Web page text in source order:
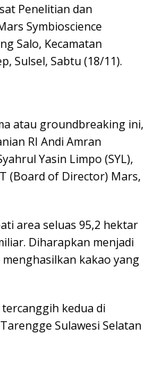
Penelitian dan
Symbioscience
Salo, Kecamatan
Sulsel, Sabtu (18/11).
atau groundbreaking ini,
RI Andi Amran
Yasin Limpo (SYL),
(Board of Director) Mars,
area seluas 95,2 hektar
Diharapkan menjadi
kakao yang
kedua di
Sulawesi Selatan